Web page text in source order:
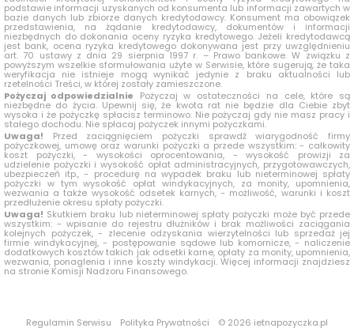
podstawie informacji uzyskanych od konsumenta lub informacji zawartych w
bazie danych lub zbiorze danych kredytodawcy. Konsument ma obowiązek
przedstawienia, na żądanie kredytodawcy, dokumentów i informacji
niezbędnych do dokonania oceny ryzyka kredytowego. Jeżeli kredytodawcą
jest bank, ocena ryzyka kredytowego dokonywana jest przy uwzględnieniu
art. 70 ustawy z dnia 29 sierpnia 1997 r. – Prawo bankowe. W związku z
powyższym wszelkie sformułowania użyte w Serwisie, które sugerują, że taka
weryfikacja nie istnieje mogą wynikać jedynie z braku aktualności lub
rzetelności Treści, w której zostały zamieszczone.
Pożyczaj odpowiedzialnie Pożyczaj w ostateczności na cele, które są
niezbędne do życia. Upewnij się, że kwota rat nie będzie dla Ciebie zbyt
wysoka i że pożyczkę spłacisz terminowo. Nie pożyczaj gdy nie masz pracy i
stałego dochodu. Nie spłacaj pożyczek innymi pożyczkami.
Uwaga! Przed zaciągnięciem pożyczki sprawdź wiarygodność firmy
pożyczkowej, umowę oraz warunki pożyczki a przede wszystkim: - całkowity
koszt pożyczki, - wysokości oprocentowania, - wysokość prowizji za
udzielenie pożyczki i wysokość opłat administracyjnych, przygotowawczych,
ubezpieczeń itp., - procedurę na wypadek braku lub nieterminowej spłaty
pożyczki w tym wysokość opłat windykacyjnych, za monity, upomnienia,
wezwania a także wysokość odsetek karnych, - możliwość, warunki i koszt
przedłużenie okresu spłaty pożyczki.
Uwaga! Skutkiem braku lub nieterminowej spłaty pożyczki może być przede
wszystkim: - wpisanie do rejestru dłużników i brak możliwości zaciągania
kolejnych pożyczek, - zlecenie odzyskania wierzytelności lub sprzedaż jej
firmie windykacyjnej, - postępowanie sądowe lub komornicze, - naliczenie
dodatkowych kosztów takich jak odsetki karne, opłaty za monity, upomnienia,
wezwania, ponaglenia i inne koszty windykacji. Więcej informacji znajdziesz
na stronie Komisji Nadzoru Finansowego.
Regulamin Serwisu Polityka Prywatności © 2026 ietnapozyczka.pl